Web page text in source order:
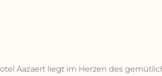
Aazaert liegt im Herzen des